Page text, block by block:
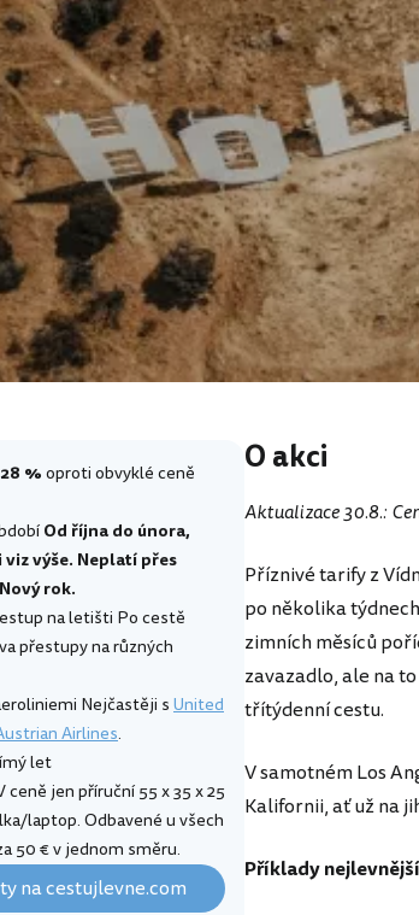
28 %oproti obvyklé ceně
Od října do února,
výše. Neplatí přes
rok.
na letišti Po cestě
přestupy na různých
Nejčastěji sUnited
Airlines.
let
ceně jen příruční 55 x 35 x 25
laptop. Odbavené u všech
50 € v jednom směru.
na cestujlevne.com
O akci
Aktualizace 30.8.:
Příznivé tarify z
po několika
zimních měsíců
zavazadlo, ale na
třítýdenní cestu.
V samotném Los
Kalifornii, ať už na
Příklady